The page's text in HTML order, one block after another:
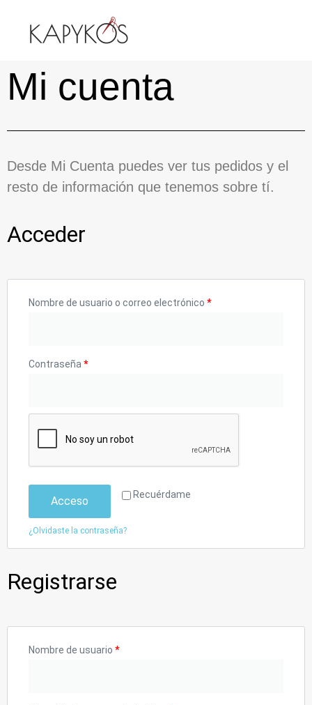
Mi cuenta
Desde Mi Cuenta puedes ver tus pedidos y el
resto de información que tenemos sobre tí.
Acceder
Nombre de usuario o correo electrónico *
Contraseña*
Recuérdame
Acceso
¿Olvidaste la contraseña?
Registrarse
Nombre de usuario *